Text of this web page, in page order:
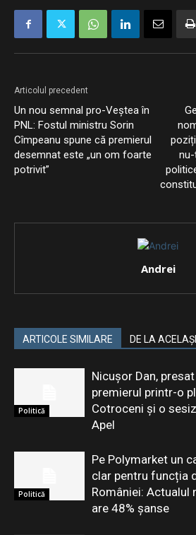
Articolul precedent
Un nou semnal pro-Veștea în
PNL: Fostul ministru Sorin
Cîmpeanu spune că premierul
desemnat este „un om foarte
potrivit”
Andrei
ARTICOLE SIMILARE DE LA
Politică
Nicușor Dan,
premierul printr-o
Cotroceni și o
Apel
Politică
Pe Polymarket un
clar pentru funcția
României: Actualul
are 48% șanse